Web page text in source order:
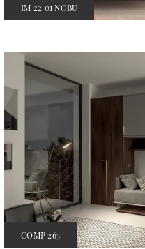
IM 22 01 NOBU
COMP 265